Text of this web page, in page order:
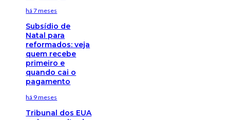
há 7 meses
Subsídio de
Natal para
reformados: veja
quem recebe
primeiro e
quando cai o
pagamento
há 9 meses
Tribunal dos EUA